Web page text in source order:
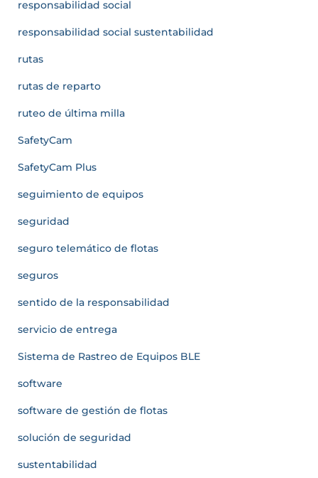
responsabilidad social
responsabilidad social sustentabilidad
rutas
rutas de reparto
ruteo de última milla
SafetyCam
SafetyCam Plus
seguimiento de equipos
seguridad
seguro telemático de flotas
seguros
sentido de la responsabilidad
servicio de entrega
Sistema de Rastreo de Equipos BLE
software
software de gestión de flotas
solución de seguridad
sustentabilidad